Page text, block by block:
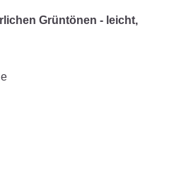
Grüntönen - leicht,